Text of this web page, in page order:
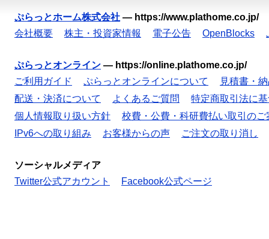
ぷらっとホーム株式会社 — https://www.plathome.co.jp/
会社概要
株主・投資家情報 電子公告 OpenBlocks
ぷらっとオンライン — https://online.plathome.co.jp/
ご利用ガイド
ぷらっとオンラインについて
見積書・
配送・決済について
よくあるご質問
特定商取引法に
個人情報取り扱い方針
校費・公費・科研費払い取引のご
IPv6への取り組み
お客様からの声 ご注文の取り消し
ソーシャルメディア
Twitter公式アカウント
Facebook公式ページ